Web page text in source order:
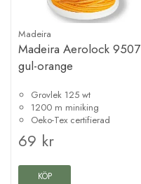
Madeira
Madeira Aerolock 9507
gul-orange
Grovlek 125 wt
1200 m miniking
Oeko-Tex certifierad
69 kr
KÖP